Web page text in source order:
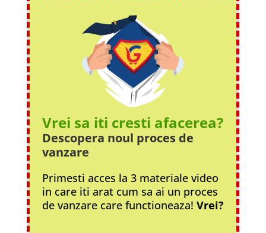
Vrei sa iti cresti afacerea?
Descopera noul procesde
vanzare
Primesti acces la 3 materiale video
in care iti arat cum sa ai un proces
de vanzare care functioneaza! Vrei?